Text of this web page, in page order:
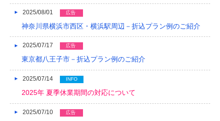
2017/03
2016/12
2016/11
2016/10
2025/08/01 広告
神奈川県横浜市西区・横浜駅周辺－折込プラン例のご紹介
2025/07/17 広告
東京都八王子市－折込プラン例のご紹介
2025/07/14 INFO
2025年 夏季休業期間の対応について
2025/07/10 広告